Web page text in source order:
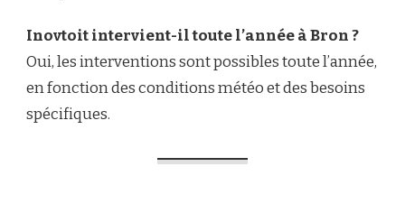
Inovtoit intervient-il toute l’année à Bron ?
Oui, les interventions sont possibles toute l’année,
en fonction des conditions météo et des besoins
spécifiques.